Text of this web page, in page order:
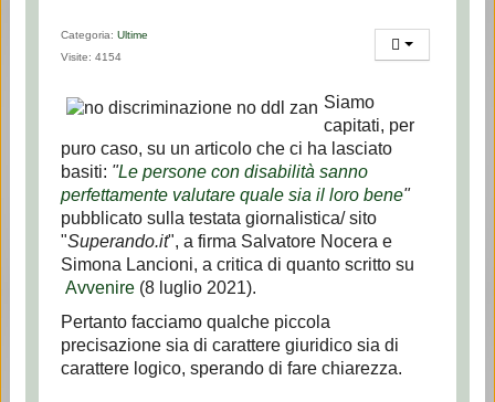
Categoria: Ultime
Visite: 4154
Siamo
capitati, per
puro caso, su un articolo che ci ha lasciato
basiti: "Le persone con disabilità sanno
perfettamente valutare quale sia il loro bene"
pubblicato sulla testata giornalistica/ sito
"Superando.it", a firma Salvatore Nocera e
Simona Lancioni, a critica di quanto scritto su
Avvenire(8 luglio 2021).
Pertanto facciamo qualche piccola
precisazione sia di carattere giuridico sia di
carattere logico, sperando di fare chiarezza.